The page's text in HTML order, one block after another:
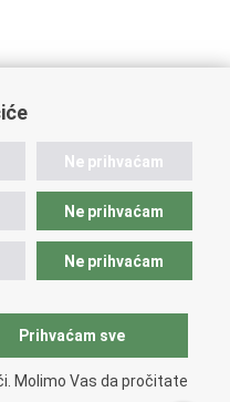
Hrvatsku
Ne prihvaćam
Ne prihvaćam
Ne prihvaćam
Prihvaćam sve
Molimo Vas da pročitate